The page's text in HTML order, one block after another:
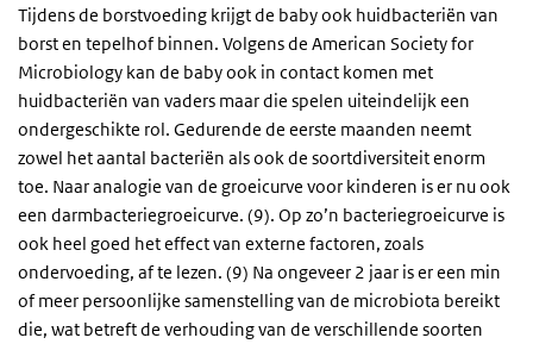
Tijdens de borstvoeding krijgt de baby ook huidbacteriën van
borst en tepelhof binnen. Volgens de American Society for
Microbiology kan de baby ook in contact komen met
huidbacteriën van vaders maar die spelen uiteindelijk een
ondergeschikte rol. Gedurende de eerste maanden neemt
zowel het aantal bacteriën als ook de soortdiversiteit enorm
toe. Naar analogie van de groeicurve voor kinderen is er nu ook
een darmbacteriegroeicurve. (9). Op zo’n bacteriegroeicurve is
ook heel goed het effect van externe factoren, zoals
ondervoeding, af te lezen. (9) Na ongeveer 2 jaar is er een min
of meer persoonlijke samenstelling van de microbiota bereikt
die, wat betreft de verhouding van de verschillende soorten